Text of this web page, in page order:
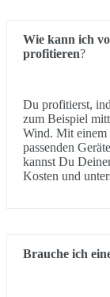
Wie kann ich
profitieren?
Du profitierst,
zum Beispiel
Wind. Mit einem
passenden
kannst Du
Kosten und
Brauche ich